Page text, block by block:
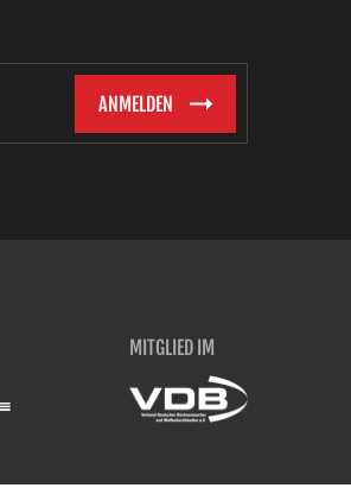
MITGLIED IM